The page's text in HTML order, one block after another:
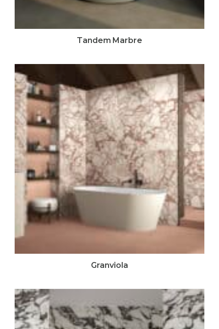
Tandem Marbre
Granviola